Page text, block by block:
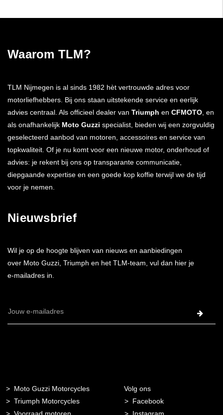
Waarom TLM?
TLM Nijmegen is al sinds 1982 hèt vertrouwde adres voor
motorliefhebbers. Bij ons staan uitstekende service en eerlijk
advies centraal. Als officieel dealer van Triumph en CFMOTO, en
als onafhankelijk Moto Guzzi specialist, bieden wij een zorgvuldig
geselecteerd aanbod van motoren, accessoires en service van
topkwaliteit. Of je nu komt voor een nieuwe motor, onderhoud of
advies: je rekent bij ons op transparante communicatie,
diepgaande expertise en een goede kop koffie terwijl we de tijd
voor je nemen.
Nieuwsbrief
Wil je op de hoogte blijven van nieuws en aanbiedingen
over Moto Guzzi, Triumph en het TLM-team, vul dan hier je
e-mailadres in.
E-
Moto Guzzi Motorcycles
Triumph Motorcycles
Volg ons
Facebook